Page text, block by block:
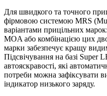
Для швидкого та точного
фірмовою системою MRS
варіантами прицільних
MOA або комбінацією цих
марки забезпечує кращу
Підсвічування на базі Super
автояскравості, які
потреби можна зафіксувати
індикатор низького заряду.